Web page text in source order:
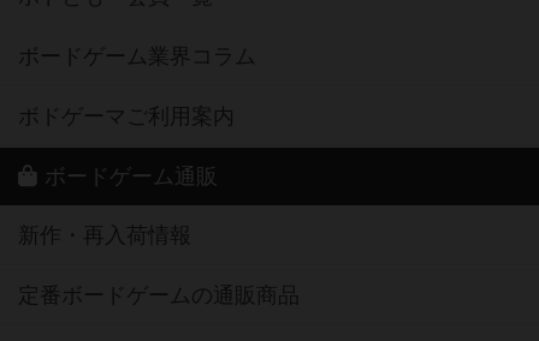
ボードゲーム業界コラム
ボドゲーマご利用案内
ボードゲーム通販
新作・再入荷情報
定番ボードゲームの通販商品